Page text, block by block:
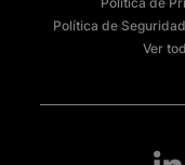
Política de Seguridad
Ver